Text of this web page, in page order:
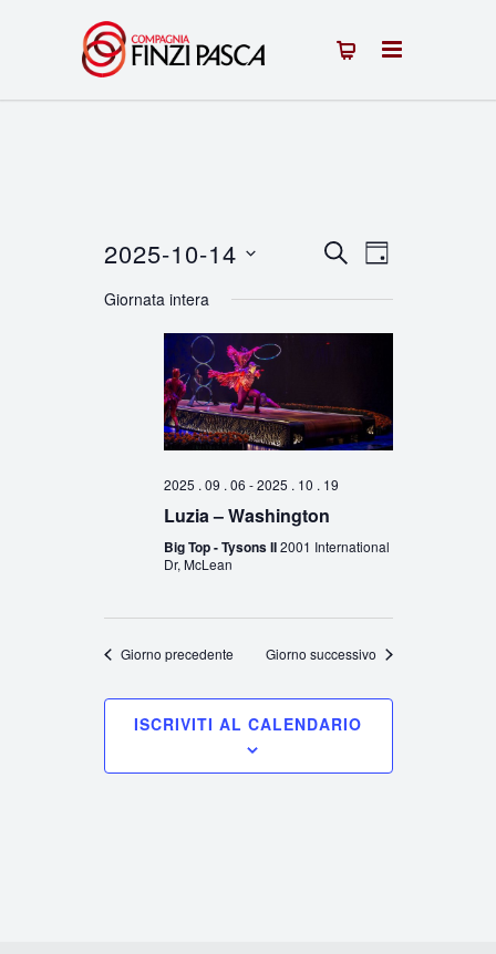
Eventi
Ricerca
e
Navigazione
CERCAEvento
Viste
GIORNO
2025-10-14
la
Giornata intera
2025 . 09 . 06 -2025 . 10 . 19
Luzia – Washington
Big Top - Tysons II2001 International
Dr, McLean
Giorno precedente Giorno successivo
ISCRIVITI AL CALENDARIO